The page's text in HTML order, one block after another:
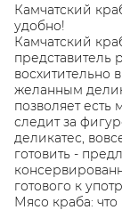
Камчатский
удобно!
Камчатский
представитель
восхитительно
желанным
позволяет есть
следит за
деликатес,
готовить -
готового к
Мясо краба: